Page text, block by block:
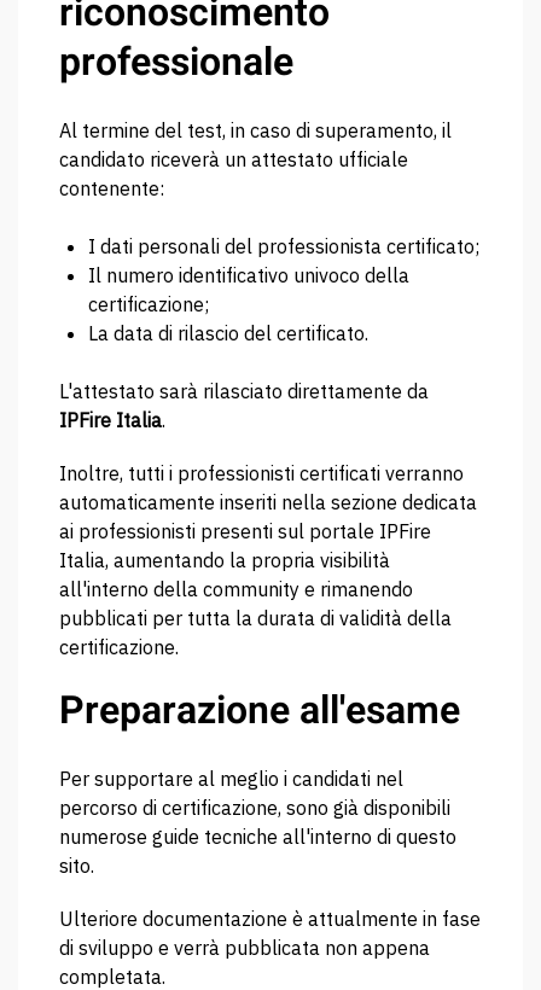
riconoscimento
professionale
Al termine del test, in caso di superamento, il
candidato riceverà un attestato ufficiale
contenente:
I dati personali del professionista certificato;
Il numero identificativo univoco della
certificazione;
La data di rilascio del certificato.
L'attestato sarà rilasciato direttamente da
IPFire Italia.
Inoltre, tutti i professionisti certificati verranno
automaticamente inseriti nella sezione dedicata
ai professionisti presenti sul portale IPFire
Italia, aumentando la propria visibilità
all'interno della community e rimanendo
pubblicati per tutta la durata di validità della
certificazione.
Preparazione all'esame
Per supportare al meglio i candidati nel
percorso di certificazione, sono già disponibili
numerose guide tecniche all'interno di questo
sito.
Ulteriore documentazione è attualmente in fase
di sviluppo e verrà pubblicata non appena
completata.